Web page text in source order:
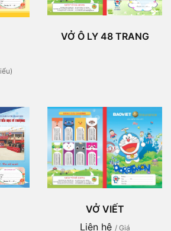
VỞ Ô LY 48 TRANG
VỞ VIẾT
Liên hệ / Giá